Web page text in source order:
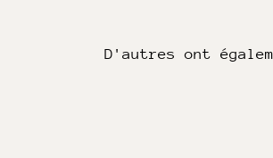
D'autres ont